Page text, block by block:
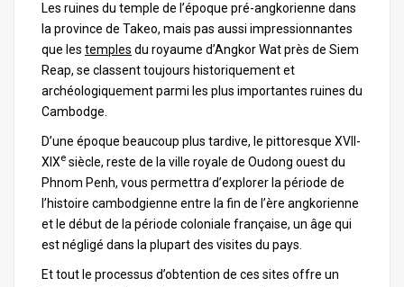
Les ruines du temple de l’époque pré-angkorienne dans
la province de Takeo, mais pas aussi impressionnantes
que les temples du royaume d’Angkor Wat près de Siem
Reap, se classent toujours historiquement et
archéologiquement parmi les plus importantes ruines du
Cambodge.
D’une époque beaucoup plus tardive, le pittoresque XVII-
XIXe siècle, reste de la ville royale de Oudong ouest du
Phnom Penh, vous permettra d’explorer la période de
l’histoire cambodgienne entre la fin de l’ère angkorienne
et le début de la période coloniale française, un âge qui
est négligé dans la plupart des visites du pays.
Et tout le processus d’obtention de ces sites offre un